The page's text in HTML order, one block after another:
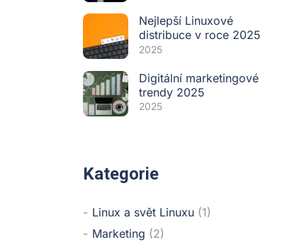
Nejlepší Linuxové
distribuce v roce 2025
2025
Digitální marketingové
trendy 2025
2025
Kategorie
Linux a svět Linuxu (1)
Marketing (2)